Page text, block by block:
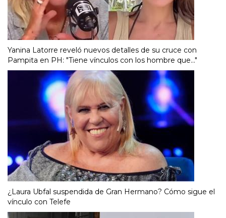
Yanina Latorre reveló nuevos detalles de su cruce con
Pampita en PH: "Tiene vínculos con los hombre que..."
¿Laura Ubfal suspendida de Gran Hermano? Cómo sigue el
vínculo con Telefe